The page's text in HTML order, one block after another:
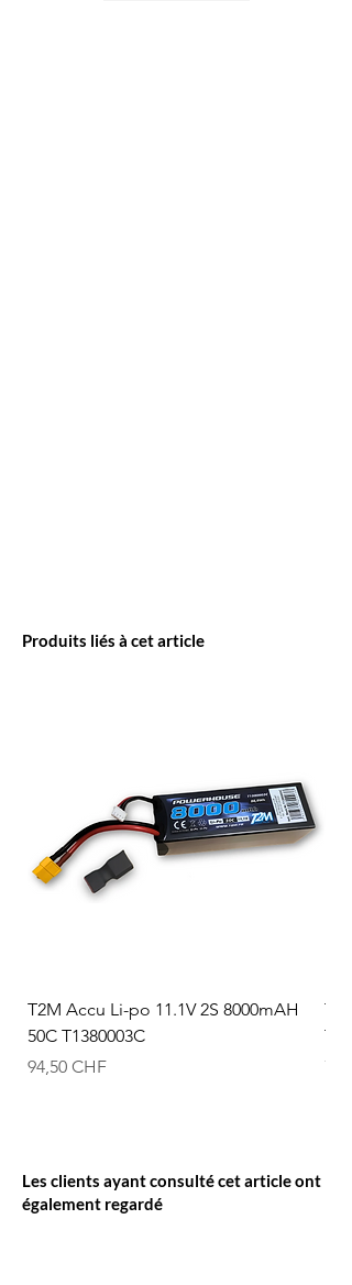
Produits liés à cet article
T2M Accu Li-po 11.1V 2S 8000mAH
50C T1380003C
Prix
94,50 CHF
Prix
Les clients ayant consulté cet article ont
également regardé